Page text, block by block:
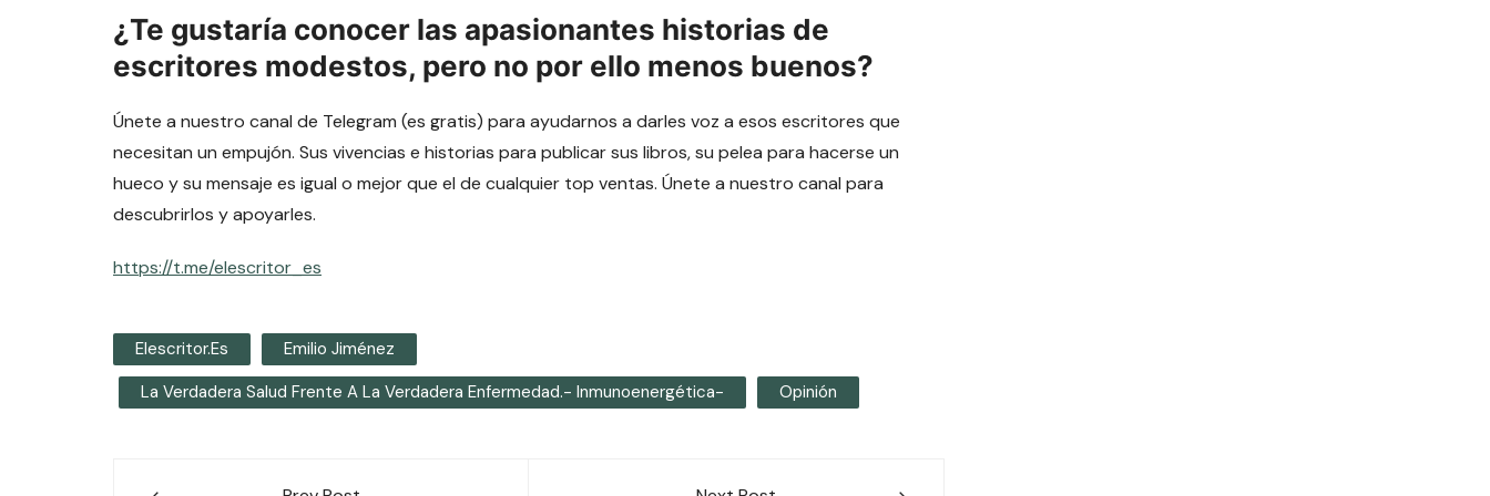
¿Te gustaría conocer las apasionantes historias de
escritores modestos, pero no por ello menos buenos?
Únete a nuestro canal de Telegram (es gratis) para ayudarnos a darles voz a esos escritores que
necesitan un empujón. Sus vivencias e historias para publicar sus libros, su pelea para hacerse un
hueco y su mensaje es igual o mejor que el de cualquier top ventas. Únete a nuestro canal para
descubrirlos y apoyarles.
https://t.me/elescritor_es
Elescritor.es
Emilio Jiménez
La Verdadera Salud Frente A La Verdadera Enfermedad.- Inmunoenergética-
Opinión
Navegación